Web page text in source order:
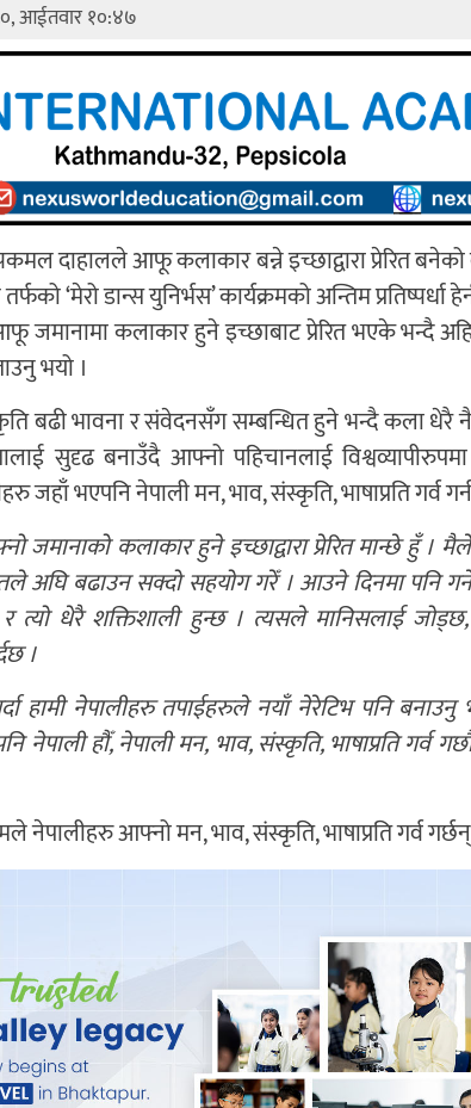
आईतवार १०:४७
दाहालले आफू कलाकार बन्ने इच्छाद्वारा प्रेरित
‘मेरो डान्स युनिर्भस’ कार्यक्रमको अन्तिम
जमानामा कलाकार हुने इच्छाबाट प्रेरित भएके भन्दै
भयो ।
बढी भावना र संवेदनसँग सम्बन्धित हुने भन्दै कला
सुदृढ बनाउँदै आफ्नो पहिचानलाई
जहाँ भएपनि नेपाली मन, भाव, संस्कृति, भाषाप्रति गर्व
जमानाको कलाकार हुने इच्छाद्वारा प्रेरित मान्छे हुँ
अघि बढाउन सक्दो सहयोग गरेँ । आउने दिनमा पनि
त्यो धेरै शक्तिशाली हुन्छ । त्यसले मानिसलाई
।
हामी नेपालीहरु तपाईहरुले नयाँ नेरेटिभ पनि
नेपाली हौँ, नेपाली मन, भाव, संस्कृति, भाषाप्रति गर्व
नेपालीहरु आफ्नो मन, भाव, संस्कृति, भाषाप्रति गर्व